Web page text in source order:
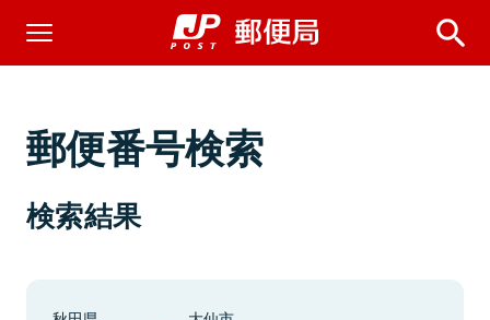
郵便番号検索
検索結果